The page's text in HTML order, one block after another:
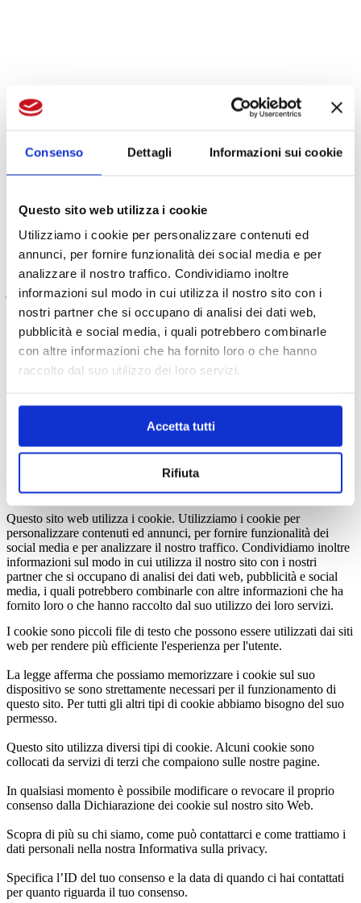
Consenso Dettagli Informazioni sui cookie
Questo sito web utilizza i cookie
Utilizziamo i cookie per personalizzare contenuti ed
annunci, per fornire funzionalità dei social media e per
analizzare il nostro traffico. Condividiamo inoltre
informazioni sul modo in cui utilizza il nostro sito con i
nostri partner che si occupano di analisi dei dati web,
pubblicità e social media, i quali potrebbero combinarle
con altre informazioni che ha fornito loro o che hanno
raccolto dal suo utilizzo dei loro servizi.
Accetta tutti
Rifiuta
The company still continue to sell the actual goods to the same
known) on the market as compared to the competitors’ ones. You
can exploit your advantage by differentiating your offer and as a
consequence limiting price competitions or avoiding replacing
on the market.
[2] You offer a new product to an already existing market. The
business doesn’t change at all, but actually its offer gets richer. You
just modify or introduce innovation on the basis of further products.
It is possible to improve as for quality, design and functionality. It is
necessary to pay attention to the possible incoming replacing or
complementary products (they’re similar, just some characteristics or
the distribution channel are different and suitable for the clients
target) on the market.
The enterprise addresses its own products to a new segment of
consumers, both geographically and practically talking/ meaning.
The objectives are new territories, no matter if they are located in the
but we must try to advertise and lead it in the direction of new
customers or target areas.
Questo sito web utilizza i cookie. Utilizziamo i cookie per
personalizzare contenuti ed annunci, per fornire funzionalità dei
social media e per analizzare il nostro traffico. Condividiamo inoltre
informazioni sul modo in cui utilizza il nostro sito con i nostri
partner che si occupano di analisi dei dati web, pubblicità e social
media, i quali potrebbero combinarle con altre informazioni che ha
fornito loro o che hanno raccolto dal suo utilizzo dei loro servizi.
I cookie sono piccoli file di testo che possono essere utilizzati dai siti
web per rendere più efficiente l'esperienza per l'utente.
La legge afferma che possiamo memorizzare i cookie sul suo
dispositivo se sono strettamente necessari per il funzionamento di
questo sito. Per tutti gli altri tipi di cookie abbiamo bisogno del suo
permesso.
Questo sito utilizza diversi tipi di cookie. Alcuni cookie sono
collocati da servizi di terzi che compaiono sulle nostre pagine.
In qualsiasi momento è possibile modificare o revocare il proprio
consenso dalla Dichiarazione dei cookie sul nostro sito Web.
Scopra di più su chi siamo, come può contattarci e come trattiamo i
dati personali nella nostra Informativa sulla privacy.
Specifica l’ID del tuo consenso e la data di quando ci hai contattati
per quanto riguarda il tuo consenso.